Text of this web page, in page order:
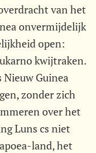
van het
onvermijdelijk
open:
kwijtraken.
Nieuw Guinea
zonder zich
over het
Luns cs niet
land, het